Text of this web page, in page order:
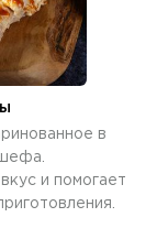
в
и помогает